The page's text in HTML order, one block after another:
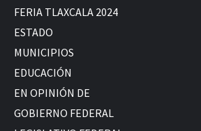
FERIA TLAXCALA 2024
ESTADO
MUNICIPIOS
EDUCACIÓN
EN OPINIÓN DE
GOBIERNO FEDERAL